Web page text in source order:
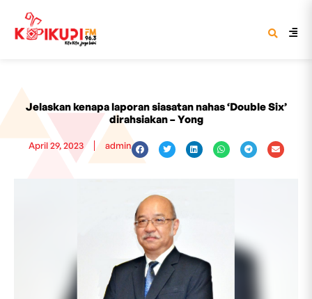
Jelaskan kenapa laporan siasatan nahas ‘Double Six’
dirahsiakan – Yong
April 29, 2023 admin